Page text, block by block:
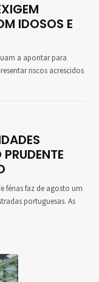
IDOSOS E
a apontar para
riscos acrescidos
férias faz de agosto um
portuguesas. As